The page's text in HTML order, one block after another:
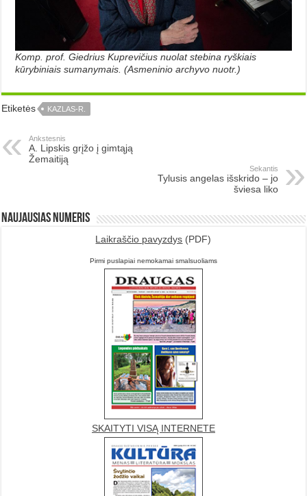
Komp. prof. Giedrius Kuprevičius nuolat stebina ryškiais
kūrybiniais sumanymais. (Asmeninio archyvo nuotr.)
Etiketės KAZLAS-R.
Ankstesnis
A. Lipskis grįžo į gimtąją
Žemaitiją
Sekantis
Tylusis angelas išskrido – jo
šviesa liko
Naujausias numeris
Laikraščio pavyzdys (PDF)
Pirmi puslapiai nemokamai smalsuoliams
SKAITYTI VISĄ INTERNETE